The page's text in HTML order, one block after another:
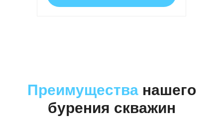
Преимущества нашего
бурения скважин